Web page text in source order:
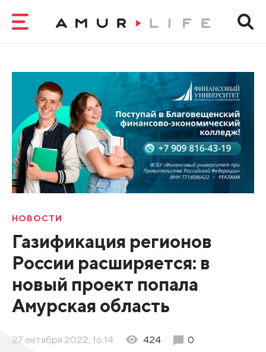
НОВОСТИ
Газификация регионов
России расширяется: в
новый проект попала
Амурская область
27 октября 2022, 16:14 424 0